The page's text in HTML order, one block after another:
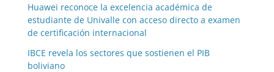
Huawei reconoce la excelencia académica de
estudiante de Univalle con acceso directo a examen
de certificación internacional
IBCE revela los sectores que sostienen el PIB
boliviano